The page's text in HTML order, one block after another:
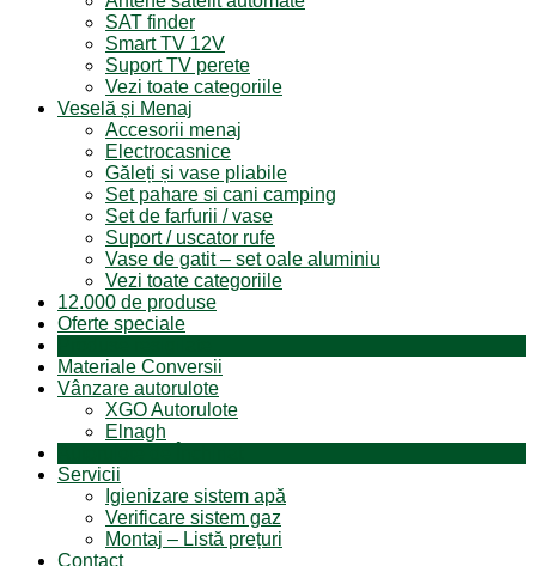
SAT finder
Smart TV 12V
Suport TV perete
Vezi toate categoriile
Veselă și Menaj
Accesorii menaj
Electrocasnice
Găleți și vase pliabile
Set pahare si cani camping
Set de farfurii / vase
Suport / uscator rufe
Vase de gatit – set oale aluminiu
Vezi toate categoriile
12.000 de produse
Oferte speciale
Materiale Conversii
Vânzare autorulote
XGO Autorulote
Elnagh
Servicii
Igienizare sistem apă
Verificare sistem gaz
Montaj – Listă prețuri
Contact